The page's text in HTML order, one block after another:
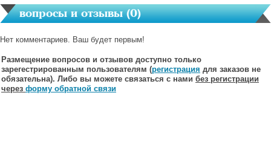
вопросы и отзывы (0)
Нет комментариев. Ваш будет первым!
Размещение вопросов и отзывов доступно только
зарегестрированным пользователям (регистрация для заказов не
обязательна). Либо вы можете связаться с нами без регистрации
через форму обратной связи